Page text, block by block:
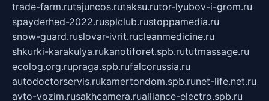
trade-farm.rutajuncos.rutaksu.rutor-lyubov-i-grom.ru
spayderhed-2022.rusplclub.rustoppamedia.ru
snow-guard.ruslovar-ivrit.rucleanmedicine.ru
shkurki-karakulya.rukanotiforet.spb.rututmassage.ru
ecolog.org.rupraga.spb.rufalcorussia.ru
autodoctorservis.rukamertondom.spb.runet-life.net.ru
avto-vozim.rusakhcamera.rualliance-electro.spb.ru